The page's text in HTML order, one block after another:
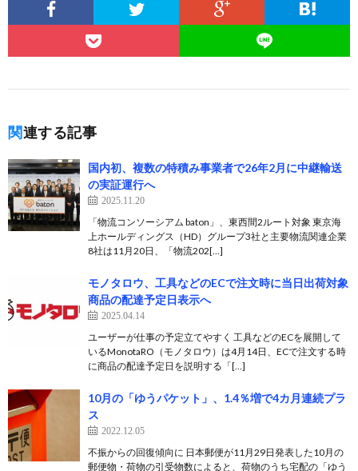
関連する記事
国内初、複数の特積み事業者で26年2月に中継輸送
の実証運行へ
2025.11.20
「物流コンソーシアム baton」、東西間2ルート対象 東京海
上ホールディングス（HD）グループ3社と主要物流関連企業
8社は11月20日、「物流202[…]
モノタロウ、工具などのECで注文時に当日出荷対象
商品の配達予定日表示へ
2025.04.14
ユーザーが仕事の予定立てやすく 工具などのECを展開して
いるMonotaRO（モノタロウ）は4月14日、ECで注文する時
に商品の配達予定日を説明する「[…]
10月の「ゆうパケット」、1.4％増で4カ月連続プラ
ス
2022.12.05
不振からの回復傾向に 日本郵便が11月29日発表した10月の
郵便物・荷物の引受物数によると、荷物のうち宅配の「ゆう